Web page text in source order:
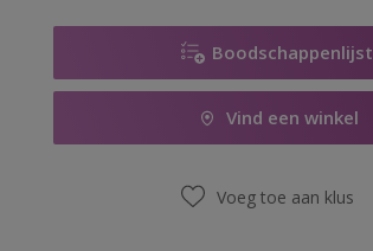
Boodschappenlijst
Vind een winkel
Voeg toe aan klus